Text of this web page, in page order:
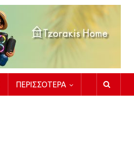
ΠΕΡΙΣΣΌΤΕΡΑ